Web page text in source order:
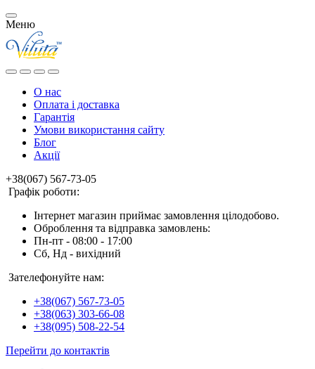
Меню
О нас
Оплата і доставка
Гарантія
Умови використання сайту
Блог
Акції
+38(067) 567-73-05
Графік роботи:
Інтернет магазин приймає замовлення цілодобово.
Оброблення та відправка замовлень:
Пн-пт - 08:00 - 17:00
Сб, Нд - вихідний
Зателефонуйте нам:
+38(067) 567-73-05
+38(063) 303-66-08
+38(095) 508-22-54
Перейти до контактів